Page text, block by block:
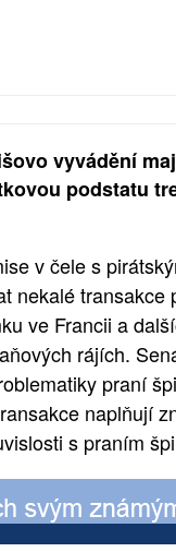
vyvádění
podstatu
v čele s
nekalé transakce
ve Francii a
rájích.
praní
naplňují
s praním